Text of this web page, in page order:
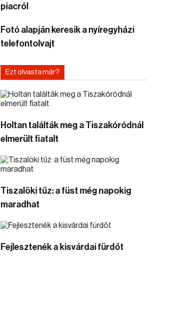
piacról
Fotó alapján keresik a nyíregyházi
telefontolvajt
Ezt olvasta már?
Holtan találták meg a Tiszakóródnál
elmerült fiatalt
Tiszalöki tűz: a füst még napokig
maradhat
Fejlesztenék a kisvárdai fürdőt